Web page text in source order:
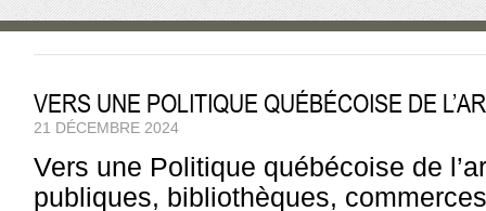
VERS UNE POLITIQUE QUÉBÉCOISE DE
21 DÉCEMBRE 2024
Vers une Politique québécoise de
publiques, bibliothèques,